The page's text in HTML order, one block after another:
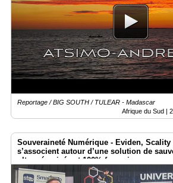
Reportage / BIG SOUTH / TULEAR - Madascar
Afrique du Sud |
Souveraineté Numérique - Eviden, Scality
s’associent autour d’une solution de
ultra-sécurisée et 100% française